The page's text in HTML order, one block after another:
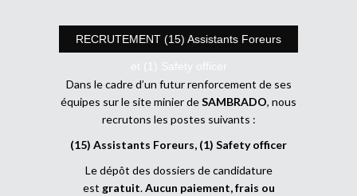
RECRUTEMENT (15) Assistants Foreurs
et (1) Safety officer
Dans le cadre d’un futur renforcement de ses
équipes sur le site minier deSAMBRADO, nous
recrutons les postes suivants :
(15) Assistants Foreurs, (1) Safety officer
Le dépôt des dossiers de candidature
est gratuit.Aucun paiement, frais ou